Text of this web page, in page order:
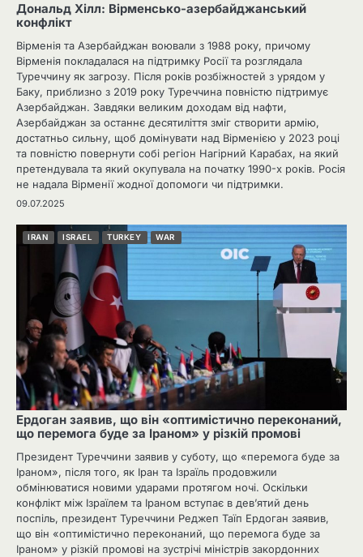
Дональд Хілл: Вірменсько-азербайджанський
конфлікт
Вірменія та Азербайджан воювали з 1988 року, причому
Вірменія покладалася на підтримку Росії та розглядала
Туреччину як загрозу. Після років розбіжностей з урядом у
Баку, приблизно з 2019 року Туреччина повністю підтримує
Азербайджан. Завдяки великим доходам від нафти,
Азербайджан за останнє десятиліття зміг створити армію,
достатньо сильну, щоб домінувати над Вірменією у 2023 році
та повністю повернути собі регіон Нагірний Карабах, на який
претендувала та який окупувала на початку 1990-х років. Росія
не надала Вірменії жодної допомоги чи підтримки.
09.07.2025
IRAN ISRAEL TURKEY WAR
Ердоган заявив, що він «оптимістично переконаний,
що перемога буде за Іраном» у різкій промові
Президент Туреччини заявив у суботу, що «перемога буде за
Іраном», після того, як Іран та Ізраїль продовжили
обмінюватися новими ударами протягом ночі. Оскільки
конфлікт між Ізраїлем та Іраном вступає в дев’ятий день
поспіль, президент Туреччини Реджеп Таїп Ердоган заявив,
що він «оптимістично переконаний, що перемога буде за
Іраном» у різкій промові на зустрічі міністрів закордонних